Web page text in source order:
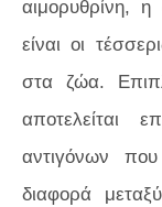
αιμορυθρίνη, η
είναι οι
στα ζώα.
αποτελείται
αντιγόνων
διαφορά